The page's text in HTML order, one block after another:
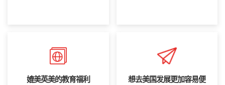
媲美英美的教育福利
想去美国发展更加容易便